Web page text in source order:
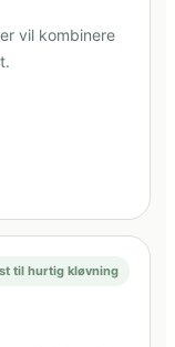
vil kombinere
til hurtig kløvning